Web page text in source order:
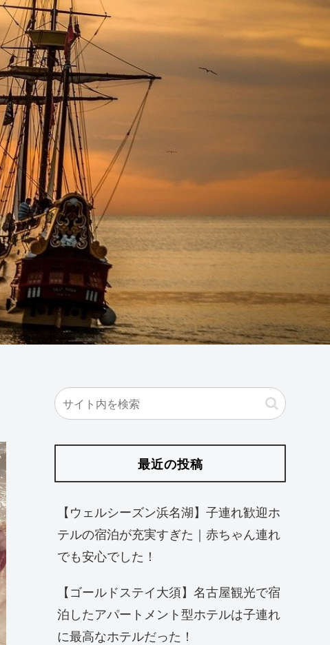
最近の投稿
【ウェルシーズン浜名湖】子連れ歓迎ホ
テルの宿泊が充実すぎた｜赤ちゃん連れ
でも安心でした！
【ゴールドステイ大須】名古屋観光で宿
泊したアパートメント型ホテルは子連れ
に最高なホテルだった！